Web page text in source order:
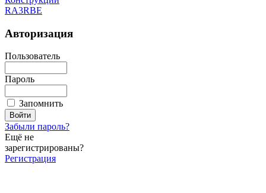
RA3RBE
Авторизация
Пользователь
Пароль
Запомнить
Забыли пароль?
Ещё не
зарегистрированы?
Регистрация